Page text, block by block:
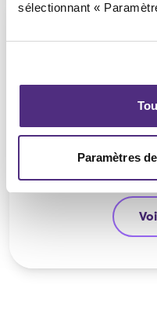
sélectionnant «
Paramètres